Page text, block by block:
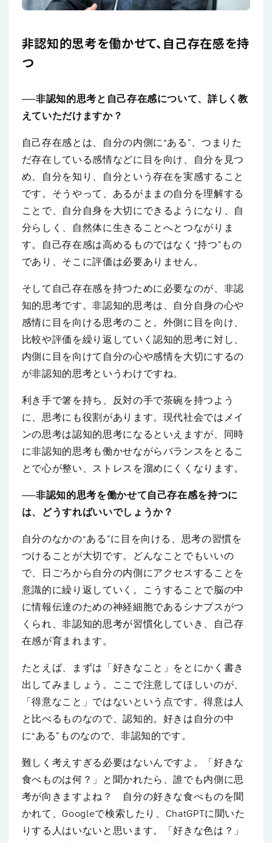
非認知的思考を働かせて、自己存在感を持
つ
──非認知的思考と自己存在感について、詳しく教
えていただけますか？
自己存在感とは、自分の内側に“ある”、つまりた
だ存在している感情などに目を向け、自分を見つ
め、自分を知り、自分という存在を実感すること
です。そうやって、あるがままの自分を理解する
ことで、自分自身を大切にできるようになり、自
分らしく、自然体に生きることへとつながりま
す。自己存在感は高めるものではなく“持つ”もの
であり、そこに評価は必要ありません。
そして自己存在感を持つために必要なのが、非認
知的思考です。非認知的思考は、自分自身の心や
感情に目を向ける思考のこと。外側に目を向け、
比較や評価を繰り返していく認知的思考に対し、
内側に目を向けて自分の心や感情を大切にするの
が非認知的思考というわけですね。
利き手で箸を持ち、反対の手で茶碗を持つよう
に、思考にも役割があります。現代社会ではメイ
ンの思考は認知的思考になるといえますが、同時
に非認知的思考も働かせながらバランスをとるこ
とで心が整い、ストレスを溜めにくくなります。
──非認知的思考を働かせて自己存在感を持つに
は、どうすればいいでしょうか？
自分のなかの“ある”に目を向ける、思考の習慣を
つけることが大切です。どんなことでもいいの
で、日ごろから自分の内側にアクセスすることを
意識的に繰り返していく。こうすることで脳の中
に情報伝達のための神経細胞であるシナプスがつ
くられ、非認知的思考が習慣化していき、自己存
在感が育まれます。
たとえば、まずは「好きなこと」をとにかく書き
出してみましょう。ここで注意してほしいのが、
「得意なこと」ではないという点です。得意は人
と比べるものなので、認知的。好きは自分の中
に“ある”ものなので、非認知的です。
難しく考えすぎる必要はないんですよ。「好きな
食べものは何？」と聞かれたら、誰でも内側に思
考が向きますよね？ 自分の好きな食べものを聞
かれて、Googleで検索したり、ChatGPTに聞いた
りする人はいないと思います。「好きな色は？」